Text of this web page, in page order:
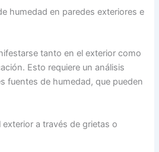
humedad en paredes exteriores e
tanto en el exterior como
Esto requiere un análisis
fuentes de humedad, que pueden
a través de grietas o